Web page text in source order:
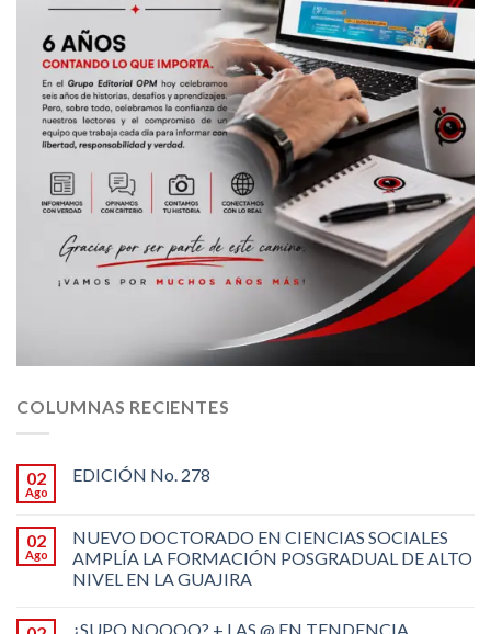
COLUMNAS RECIENTES
02
Ago
EDICIÓN No. 278
02
Ago
NUEVO DOCTORADO EN CIENCIAS SOCIALES
AMPLÍA LA FORMACIÓN POSGRADUAL DE ALTO
NIVEL EN LA GUAJIRA
¿SUPO NOOOO? + LAS @ EN TENDENCIA